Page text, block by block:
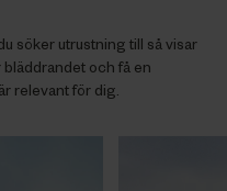
söker utrustning till så visar
och få en
relevant för dig.